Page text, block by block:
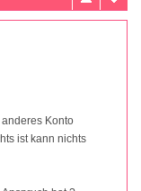
Konto
ist kann nichts